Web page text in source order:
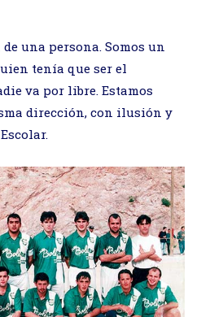
una persona. Somos un
tenía que ser el
va por libre. Estamos
dirección, con ilusión y